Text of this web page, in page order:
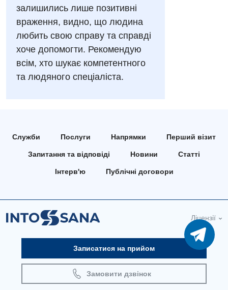
Нейросонографія
Рентгенографія
УЗД
Для дорослих
Андрологія
Відділення кардіосудинної патології та неврології
Відділення невідкладних станів
Гастроентерологія
Гінекологічне відділення
Діагностичне відділення
Онкологічне відділлення
Офтальмологічне відділення
Декларування
Лікування гострого інфаркту
Національний скринінг здоров’я 40+
Українська
залишились лише позитивні
враження, видно, що людина
любить свою справу та справді
хоче допомогти. Рекомендую
всім, хто шукає компетентного
та людяного спеціаліста.
Служби Послуги Напрямки Перший візит
Запитання та відповіді Новини Статті
Інтерв'ю Публічні договори
Ліцензії
Записатися на прийом
Замовити дзвінок